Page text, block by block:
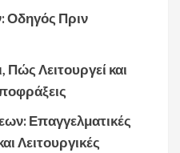
Οδηγός Πριν
Πώς Λειτουργεί και
Επαγγελματικές
Λειτουργικές